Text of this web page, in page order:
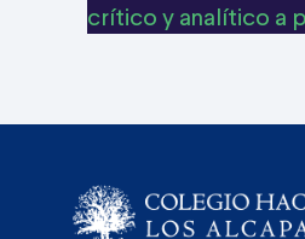
crítico y analítico a